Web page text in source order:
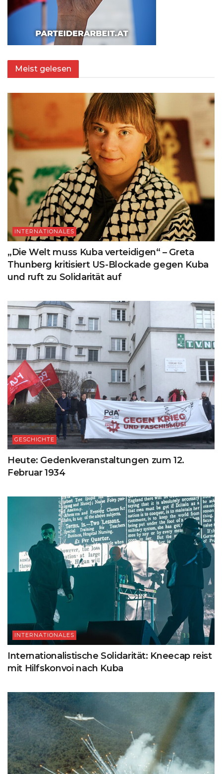
Meist gelesen
INTERNATIONALES
„Die Welt muss Kuba verteidigen“ – Greta
Thunberg kritisiert US-Blockade gegen Kuba
und ruft zu Solidarität auf
GESCHICHTE
Heute: Gedenkveranstaltungen zum 12.
Februar 1934
INTERNATIONALES
Internationalistische Solidarität: Kneecap reist
mit Hilfskonvoi nach Kuba